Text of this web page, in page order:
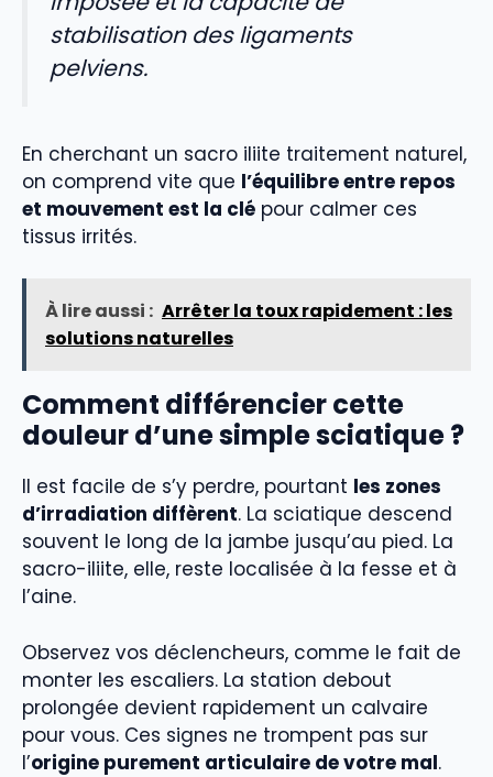
stabilisation des ligaments
pelviens.
En cherchant un sacro iliite traitement naturel,
on comprend vite que l’équilibre entre repos
et mouvement est la clé pour calmer ces
tissus irrités.
À lire aussi : Arrêter la toux rapidement : les
solutions naturelles
Comment différencier cette
douleur d’une simple sciatique ?
Il est facile de s’y perdre, pourtant les zones
d’irradiation diffèrent. La sciatique descend
souvent le long de la jambe jusqu’au pied. La
sacro-iliite, elle, reste localisée à la fesse et à
l’aine.
Observez vos déclencheurs, comme le fait de
monter les escaliers. La station debout
prolongée devient rapidement un calvaire
pour vous. Ces signes ne trompent pas sur
l’origine purement articulaire de votre mal.